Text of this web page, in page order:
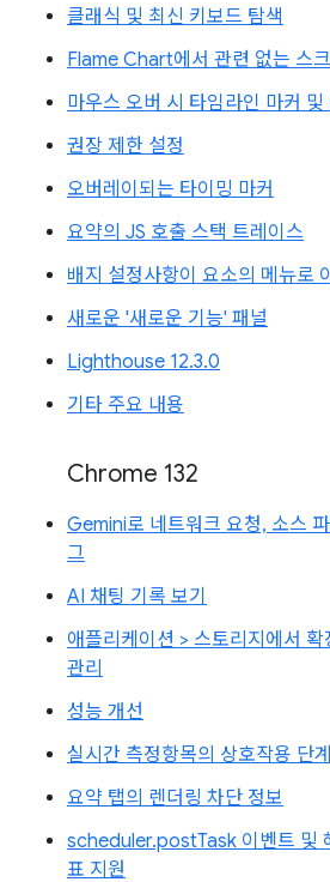
클래식 및 최신 키보드 탐색
Flame Chart에서 관련 없는 스
마우스 오버 시 타임라인 마커 및
권장 제한 설정
오버레이되는 타이밍 마커
요약의 JS 호출 스택 트레이스
배지 설정사항이 요소의 메뉴로
새로운 '새로운 기능' 패널
Lighthouse 12.3.0
기타 주요 내용
Chrome 132
Gemini로 네트워크 요청, 소스
그
AI 채팅 기록 보기
애플리케이션 > 스토리지에서 확
관리
성능 개선
실시간 측정항목의 상호작용 단계
요약 탭의 렌더링 차단 정보
scheduler.postTask 이벤트 및
표 지원